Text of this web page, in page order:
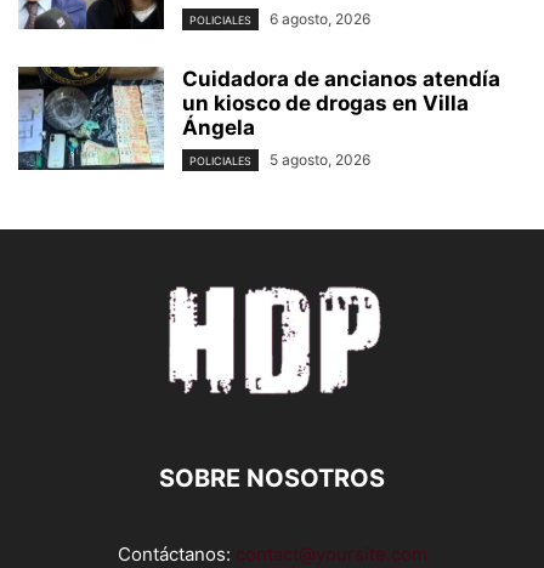
POLICIALES 6 agosto, 2026
Cuidadora de ancianos atendía
un kiosco de drogas en Villa
Ángela
POLICIALES 5 agosto, 2026
SOBRE NOSOTROS
Contáctanos: contact@yoursite.com